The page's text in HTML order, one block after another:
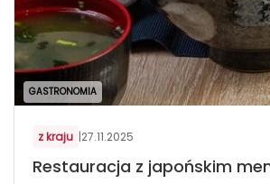
GASTRONOMIA
z kraju |27.11.2025
Restauracja z japońskim